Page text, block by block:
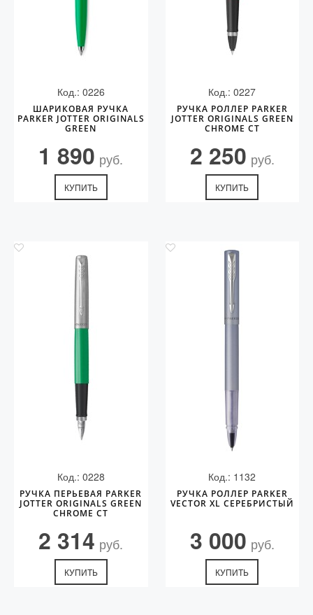
Код.: 0226
ШАРИКОВАЯ РУЧКА
PARKER JOTTER ORIGINALS
GREEN
1 890 руб.
КУПИТЬ
Код.: 0227
РУЧКА РОЛЛЕР PARKER
JOTTER ORIGINALS GREEN
CHROME CT
2 250 руб.
КУПИТЬ
Код.: 0228
РУЧКА ПЕРЬЕВАЯ PARKER
JOTTER ORIGINALS GREEN
CHROME CT
2 314 руб.
КУПИТЬ
Код.: 1132
РУЧКА РОЛЛЕР PARKER
VECTOR XL СЕРЕБРИСТЫЙ
3 000 руб.
КУПИТЬ